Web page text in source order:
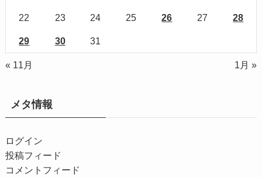
22 23 24 25 26 27 28
29 30 31
« 11月 1月 »
メタ情報
ログイン
投稿フィード
コメントフィード